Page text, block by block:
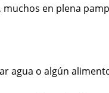
en plena
agua o algún